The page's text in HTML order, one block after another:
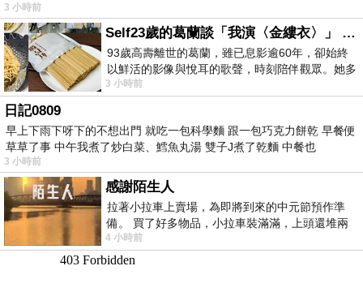
復
3 小時前
Self23歲的葛蘭談「我演〈金縷衣〉」 #戀上老電影 #粟子 #葛蘭
93歲高壽離世的葛蘭，雖已息影逾60年，卻始終
以鮮活的影像與悅耳的歌聲，時刻陪伴觀眾。她多
才多藝、陽光開朗的形象，不僅保留在電影
3 小時前
日記0809
早上下雨下呀下的不想出門 就吃一包科學麵 跟一包巧克力餅乾 早餐便
草草了事 中午我煮了炒白菜、鱈魚丸湯 雙子J煮了乾麵 中餐也
3 小時前
感謝陌生人
拉著小拉車上賣場，為即將到來的中元節預作準
備。 買了好多物品，小拉車裝滿滿，上頭還堆兩
紙箱。 雖辛苦了點，這點程度我一個人搬
4 小時前